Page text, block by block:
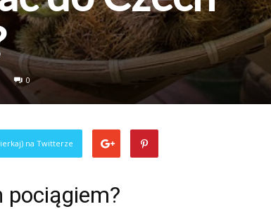
0
na Twitterze
pociągiem?